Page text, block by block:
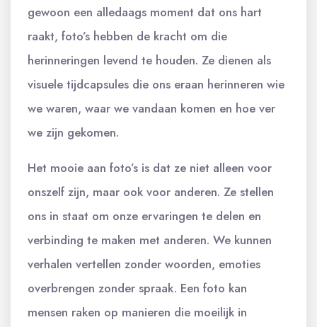
gewoon een alledaags moment dat ons hart
raakt, foto’s hebben de kracht om die
herinneringen levend te houden. Ze dienen als
visuele tijdcapsules die ons eraan herinneren wie
we waren, waar we vandaan komen en hoe ver
we zijn gekomen.
Het mooie aan foto’s is dat ze niet alleen voor
onszelf zijn, maar ook voor anderen. Ze stellen
ons in staat om onze ervaringen te delen en
verbinding te maken met anderen. We kunnen
verhalen vertellen zonder woorden, emoties
overbrengen zonder spraak. Een foto kan
mensen raken op manieren die moeilijk in